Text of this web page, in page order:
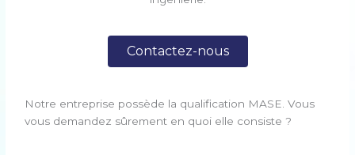
Contactez-nous
Notre entreprise possède la qualification MASE. Vous
vous demandez sûrement en quoi elle consiste ?